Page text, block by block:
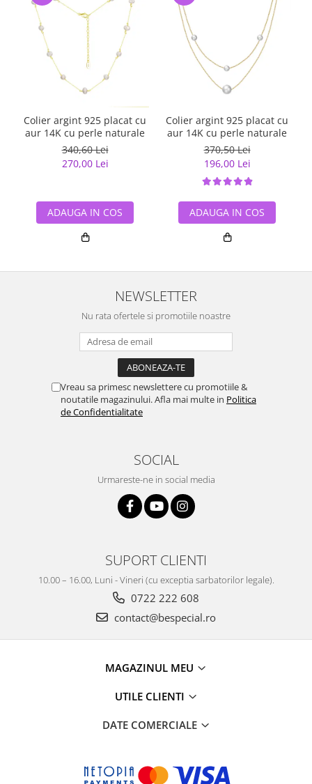
Colier argint 925 placat cu
aur 14K cu perle naturale
340,60 Lei
270,00 Lei
ADAUGA IN COS
Colier argint 925 placat cu
aur 14K cu perle naturale
370,50 Lei
196,00 Lei
ADAUGA IN COS
NEWSLETTER
Nu rata ofertele si promotiile noastre
Vreau sa primesc newslettere cu promotiile &
noutatile magazinului. Afla mai multe in Politica
de Confidentialitate
SOCIAL
Urmareste-ne in social media
SUPORT CLIENTI
10.00 – 16.00, Luni - Vineri (cu exceptia sarbatorilor legale).
0722 222 608
contact@bespecial.ro
MAGAZINUL MEU
UTILE CLIENTI
DATE COMERCIALE